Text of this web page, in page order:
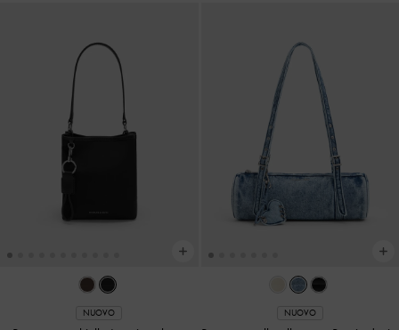
NUOVO NUOVO